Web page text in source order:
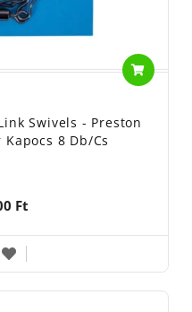
Swivels - Preston
8 Db/cs
Ft